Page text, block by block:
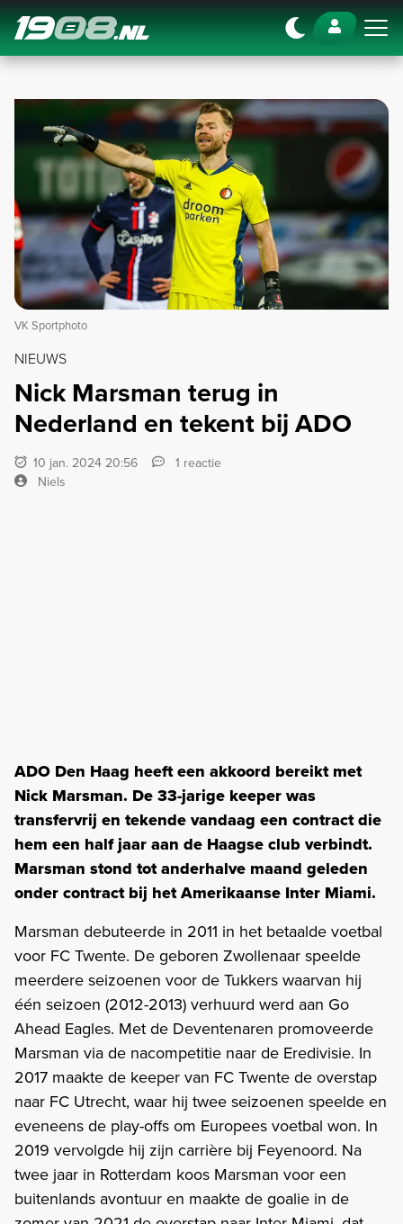
Navigation
VK Sportphoto
NIEUWS
Nick Marsman terug in
Nederland en tekent bij ADO
10 jan. 2024 20:56
1 reactie
Niels
ADO Den Haag heeft een akkoord bereikt met
Nick Marsman. De 33-jarige keeper was
transfervrij en tekende vandaag een contract die
hem een half jaar aan de Haagse club verbindt.
Marsman stond tot anderhalve maand geleden
onder contract bij het Amerikaanse Inter Miami.
Marsman debuteerde in 2011 in het betaalde voetbal
voor FC Twente. De geboren Zwollenaar speelde
meerdere seizoenen voor de Tukkers waarvan hij
één seizoen (2012-2013) verhuurd werd aan Go
Ahead Eagles. Met de Deventenaren promoveerde
Marsman via de nacompetitie naar de Eredivisie. In
2017 maakte de keeper van FC Twente de overstap
naar FC Utrecht, waar hij twee seizoenen speelde en
eveneens de play-offs om Europees voetbal won. In
2019 vervolgde hij zijn carrière bij Feyenoord. Na
twee jaar in Rotterdam koos Marsman voor een
buitenlands avontuur en maakte de goalie in de